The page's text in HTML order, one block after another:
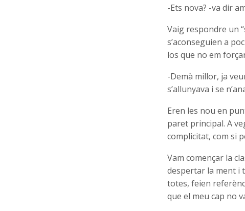
-Ets nova? -va dir
Vaig respondre un
s’aconseguien a
los que no em
-Demà millor, ja
s’allunyava i se
Eren les nou en
paret principal. A
complicitat, com si
Vam començar la
despertar la ment i
totes, feien
que el meu cap no